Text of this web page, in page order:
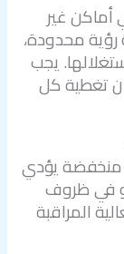
غير
رؤية محدودة،
يجب
تغطية كل
منخفضة يؤدي
في ظروف
المراقبة